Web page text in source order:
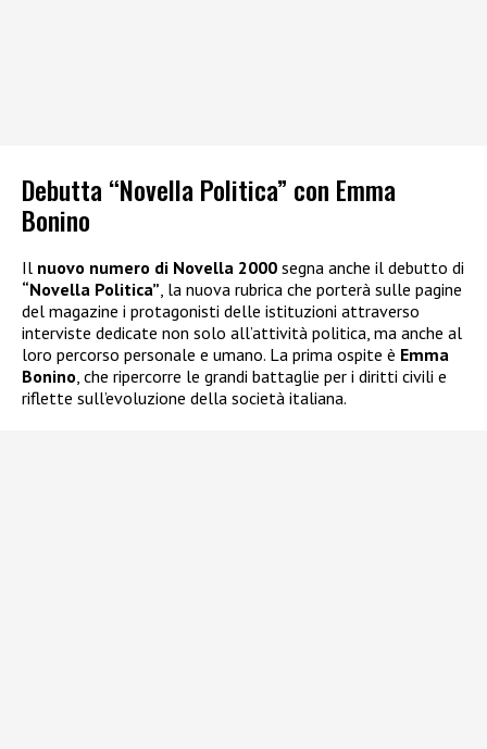
Debutta “Novella Politica” con Emma
Bonino
Il nuovo numero di Novella 2000 segna anche il debutto di
“Novella Politica”, la nuova rubrica che porterà sulle pagine
del magazine i protagonisti delle istituzioni attraverso
interviste dedicate non solo all’attività politica, ma anche al
loro percorso personale e umano. La prima ospite è Emma
Bonino, che ripercorre le grandi battaglie per i diritti civili e
riflette sull’evoluzione della società italiana.